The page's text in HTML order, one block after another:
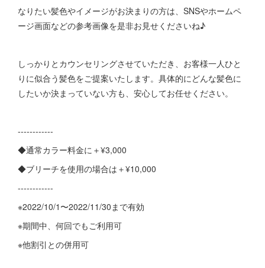
なりたい髪色やイメージがお決まりの方は、SNSやホームペ
ージ画面などの参考画像を是非お見せくださいね♪
しっかりとカウンセリングさせていただき、お客様一人ひと
りに似合う髪色をご提案いたします。具体的にどんな髪色に
したいか決まっていない方も、安心してお任せください。
------------
◆通常カラー料金に＋¥3,000
◆ブリーチを使用の場合は＋¥10,000
------------
※2022/10/1〜2022/11/30まで有効
※期間中、何回でもご利用可
※他割引との併用可